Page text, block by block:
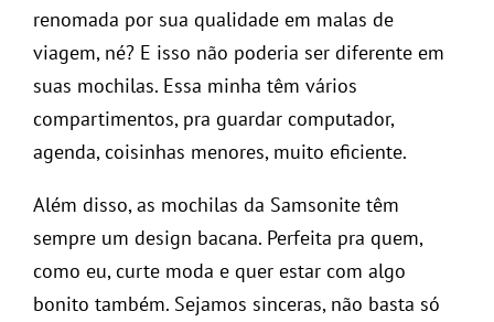
renomada por sua qualidade em malas de
viagem, né? E isso não poderia ser diferente em
suas mochilas. Essa minha têm vários
compartimentos, pra guardar computador,
agenda, coisinhas menores, muito eficiente.
Além disso, as mochilas da Samsonite têm
sempre um design bacana. Perfeita pra quem,
como eu, curte moda e quer estar com algo
bonito também. Sejamos sinceras, não basta só